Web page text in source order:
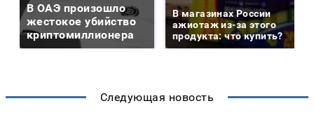
В ОАЭ произошло
жестокое убийство
криптомиллионера
В магазинах России
ажиотаж из-за этого
продукта: что купить?
Следующая новость